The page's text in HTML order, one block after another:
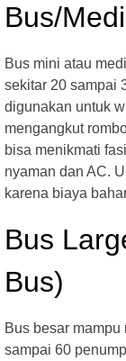
Bus/
Bus mini atau
sekitar 20 sampai
digunakan untuk
mengangkut
bisa menikmati
nyaman dan AC.
karena biaya
Bus
Bus)
Bus besar
sampai 60